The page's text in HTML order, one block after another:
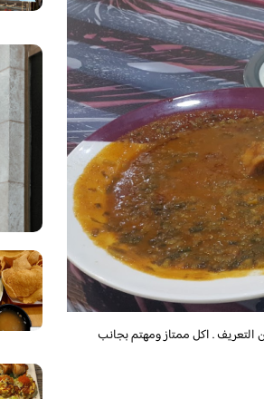
. اكل ممتاز ومهتم بجانب